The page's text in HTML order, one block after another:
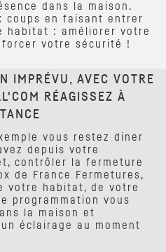
dans la maison.
coups en faisant entrer
habitat : améliorer votre
votre sécurité !
IMPRÉVU, AVEC VOTRE
RÉAGISSEZ À
vous restez diner
depuis votre
contrôler la fermeture
de France Fermetures,
votre habitat, de votre
programmation vous
la maison et
éclairage au moment